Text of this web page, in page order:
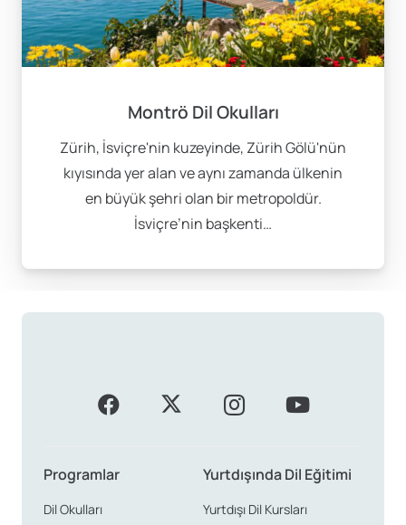
Alternatifleri
öğrenciler için en popüler destinasyonlardan biridir.
Şehirdeki dil okulları, zengin bir eğitim programı
sunarak öğrencilerin dil becerilerini geliştirmelerine
yardımcı olur. Zürih, aynı zamanda finans ve ticaret
merkezi olarak bilindiği için, burada alınan Almanca
eğitimi, iş yaşamına da önemli katkılar sağlar. İş
dünyasındaki fırsatlara erişim, burada dil eğitimi
öğrenciler için hem eğitim hem de sosyal hayat
entegre olabilmeleri için çeşitli sosyal etkinlikler
düzenlemektedir.
Montrö Dil Okulları
Zürih, İsviçre'nin kuzeyinde, Zürih Gölü'nün
kıyısında yer alan ve aynı zamanda ülkenin
en büyük şehri olan bir metropoldür.
İsviçre’nin başkenti…
Programlar
Dil Okulları
Yurtdışında Dil Eğitimi
Yurtdışı Dil Kursları